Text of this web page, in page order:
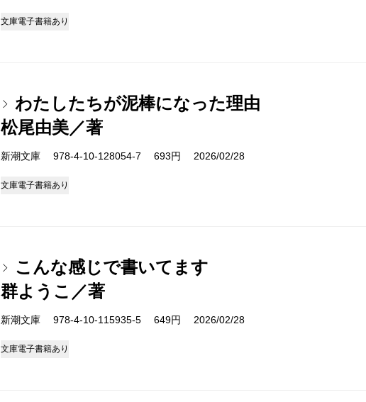
文庫電子書籍あり
わたしたちが泥棒になった理由
松尾由美／著
新潮文庫 978-4-10-128054-7 693円 2026/02/28
文庫電子書籍あり
こんな感じで書いてます
群ようこ／著
新潮文庫 978-4-10-115935-5 649円 2026/02/28
文庫電子書籍あり